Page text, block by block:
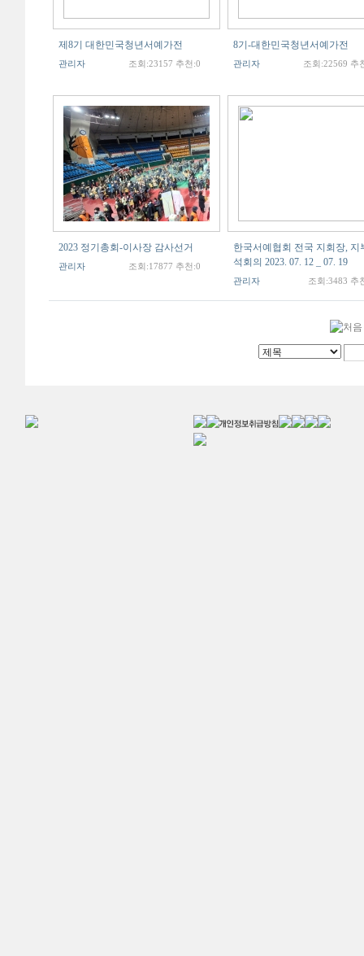
제8기 대한민국청년서예가전
관리자 조회:23157 추천:0
8기-대한민국청년서예가전
관리자 조회:22569 추
2023 정기총회-이사장 감사선거
관리자 조회:17877 추천:0
한국서예협회 전국 지회장, 지
석회의 2023. 07. 12 _ 07. 19
관리자 조회:3483 추